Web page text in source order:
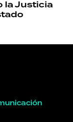
la Justicia